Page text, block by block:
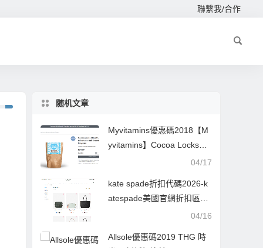
聯繫我/合作
随机文章
Myvitamins優惠碼2018【M
yvitamins】Cocoa Locks生
04/17
kate spade折扣代碼2026-k
atespade美國官網折扣區精
選美包額外7折熱賣美國免郵
04/16
Allsole優惠碼2019 THG 時